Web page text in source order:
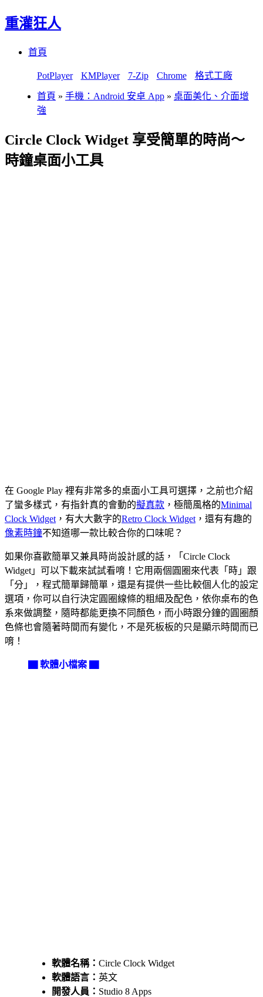
重灌狂人
首頁
PotPlayer KMPlayer 7-Zip Chrome 格式工廠
首頁 » 手機：Android 安卓 App » 桌面美化、介面增
強
Circle Clock Widget 享受簡單的時尚～
時鐘桌面小工具
在 Google Play 裡有非常多的桌面小工具可選擇，之前也介紹
了蠻多樣式，有指針真的會動的擬真款 ，極簡風格的Minimal
Clock Widget ，有大大數字的Retro Clock Widget ，還有有趣的
像素時鐘不知道哪一款比較合你的口味呢？
如果你喜歡簡單又兼具時尚設計感的話，「Circle Clock
Widget」可以下載來試試看唷！它用兩個圓圈來代表「時」跟
「分」，程式簡單歸簡單，還是有提供一些比較個人化的設定
選項，你可以自行決定圓圈線條的粗細及配色，依你桌布的色
系來做調整，隨時都能更換不同顏色，而小時跟分鐘的圓圈顏
色條也會隨著時間而有變化，不是死板板的只是顯示時間而已
唷！
▇ 軟體小檔案 ▇
軟體名稱： Circle Clock Widget
軟體語言： 英文
開發人員： Studio 8 Apps